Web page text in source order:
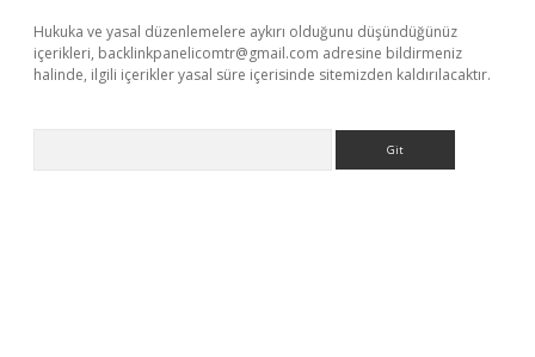
Hukuka ve yasal düzenlemelere aykırı olduğunu düşündüğünüz
içerikleri, backlinkpanelicomtr@gmail.com adresine bildirmeniz
halinde, ilgili içerikler yasal süre içerisinde sitemizden kaldırılacaktır.